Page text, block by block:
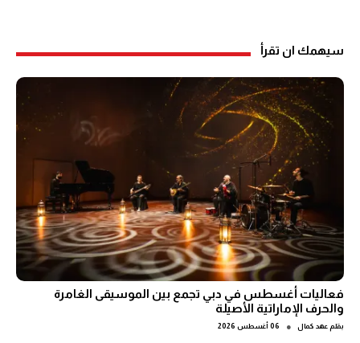
سيهمك ان تقرأ
فعاليات أغسطس في دبي تجمع بين الموسيقى الغامرة
والحرف الإماراتية الأصيلة
بقلم عهد كمال ● 06 أغسطس 2026